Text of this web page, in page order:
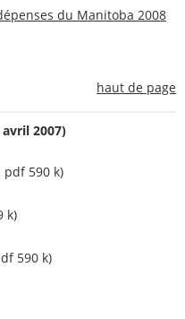
du Manitoba 2008
haut de page
2007)
pdf 590 k)
k)
590 k)